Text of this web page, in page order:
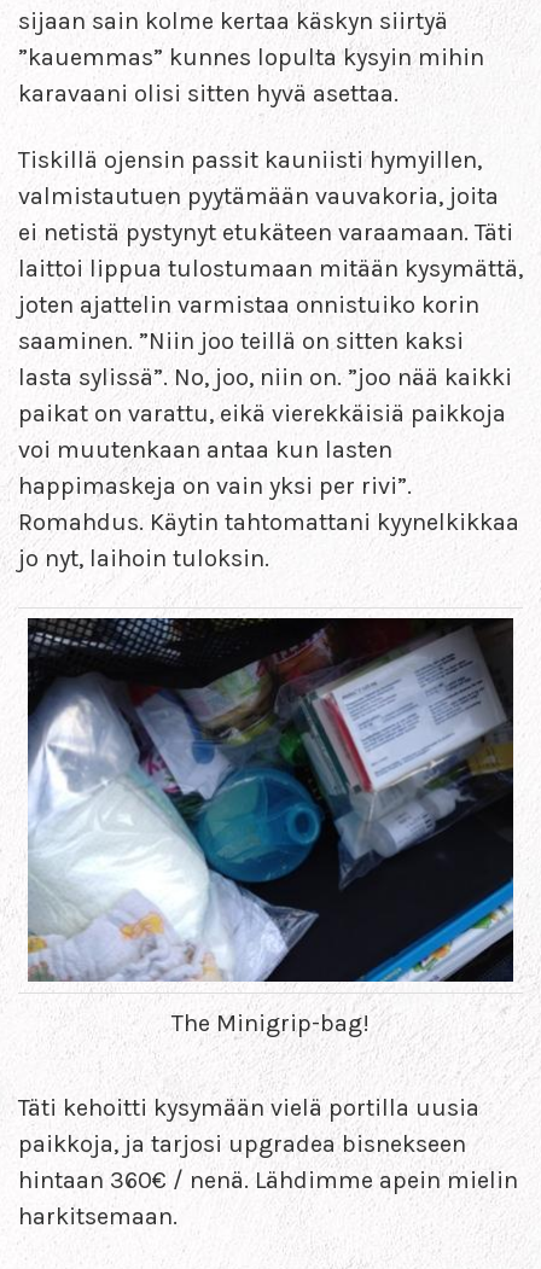
sijaan sain kolme kertaa käskyn siirtyä
”kauemmas” kunnes lopulta kysyin mihin
karavaani olisi sitten hyvä asettaa.
Tiskillä ojensin passit kauniisti hymyillen,
valmistautuen pyytämään vauvakoria, joita
ei netistä pystynyt etukäteen varaamaan. Täti
laittoi lippua tulostumaan mitään kysymättä,
joten ajattelin varmistaa onnistuiko korin
saaminen. ”Niin joo teillä on sitten kaksi
lasta sylissä”. No, joo, niin on. ”joo nää kaikki
paikat on varattu, eikä vierekkäisiä paikkoja
voi muutenkaan antaa kun lasten
happimaskeja on vain yksi per rivi”.
Romahdus. Käytin tahtomattani kyynelkikkaa
jo nyt, laihoin tuloksin.
The Minigrip-bag!
Täti kehoitti kysymään vielä portilla uusia
paikkoja, ja tarjosi upgradea bisnekseen
hintaan 360€ / nenä. Lähdimme apein mielin
harkitsemaan.